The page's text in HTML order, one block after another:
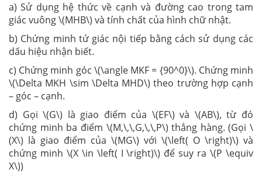
a) Sử dụng hệ thức về cạnh và đường cao trong tam
giác vuông \(MHB\) và tính chất của hình chữ nhật.
b) Chứng minh tứ giác nội tiếp bằng cách sử dụng các
dấu hiệu nhận biết.
c) Chứng minh góc \(\angle MKF = {90^0}\). Chứng minh
\(\Delta MKH \sim \Delta MHD\) theo trường hợp cạnh
– góc – cạnh.
d) Gọi \(G\) là giao điểm của \(EF\) và \(AB\), từ đó
chứng minh ba điểm \(M,\,\,G,\,\,P\) thẳng hàng. (Gọi \
(X\) là giao điểm của \(MG\) với \(\left( O \right)\) và
chứng minh \(X \in \left( I \right)\) để suy ra \(P \equiv
X\))